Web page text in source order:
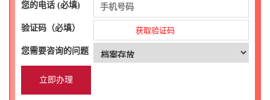
您的电话 (必填)
验证码（必填） 获取验证码
您需要咨询的问题